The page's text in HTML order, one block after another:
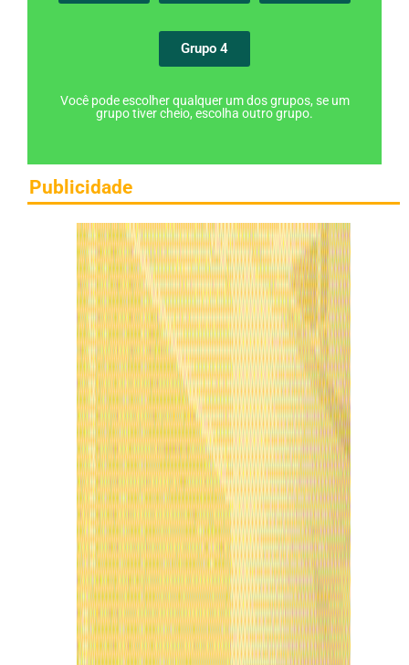
Grupo 4
Você pode escolher qualquer um dos grupos, se um
grupo tiver cheio, escolha outro grupo.
Publicidade